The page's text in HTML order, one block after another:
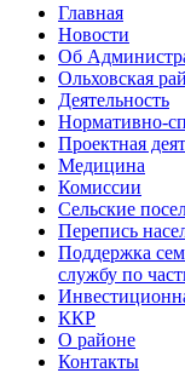
Главная
Новости
Об
Ольховская
Деятельность
Нормативно-
Проектная
Медицина
Комиссии
Сельские
Перепись
Поддержка
службу по
ККР
О районе
Контакты